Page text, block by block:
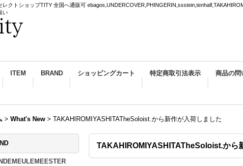
レクトショップTITY 全国へ通販可
い
ITEM BRAND ショッピングカート 特定商取引法表示 商品の問
> What's New > TAKAHIROMIYASHITATheSoloist.から新作が入荷しました
TAKAHIROMIYASHITATheSoloist.から